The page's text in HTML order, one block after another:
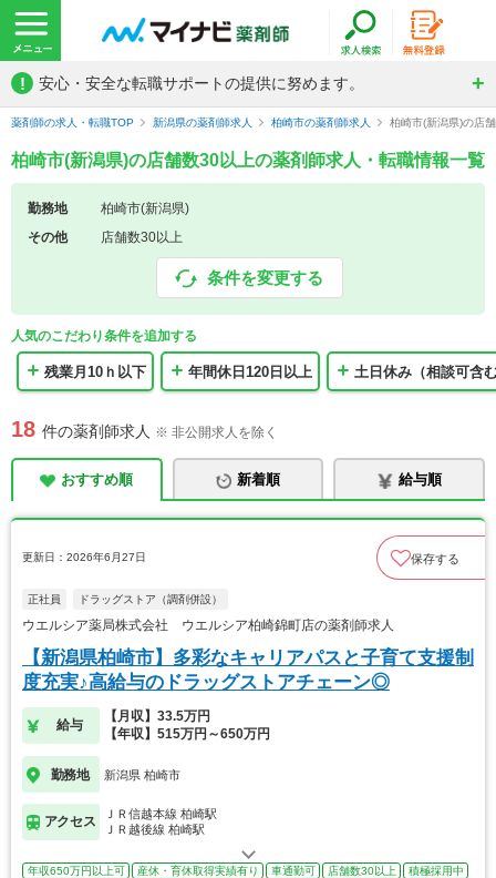
! 安心・安全な転職サポートの提供に努めます。
薬剤師の求人・転職TOP 新潟県の薬剤師求人 柏崎市の薬剤師求人 柏崎市(新潟県)の店
柏崎市(新潟県)の店舗数30以上の薬剤師求人・転職情報一覧
勤務地
柏崎市(新潟県)
その他
店舗数30以上
条件を変更する
人気のこだわり条件を追加する
残業月10ｈ以下 年間休日120日以上 土日休み（相談可含
18 件の薬剤師求人 ※ 非公開求人を除く
おすすめ順 新着順 給与順
更新日：2026年6月27日 保存する
正社員 ドラッグストア（調剤併設）
ウエルシア薬局株式会社 ウエルシア柏崎錦町店の薬剤師求人
【新潟県柏崎市】多彩なキャリアパスと子育て支援制
度充実♪高給与のドラッグストアチェーン◎
給与
【月収】33.5万円
【年収】515万円～650万円
勤務地 新潟県 柏崎市
アクセス
ＪＲ信越本線 柏崎駅
ＪＲ越後線 柏崎駅
年収650万円以上可 産休・育休取得実績有り 車通勤可 店舗数30以上
積極採用中